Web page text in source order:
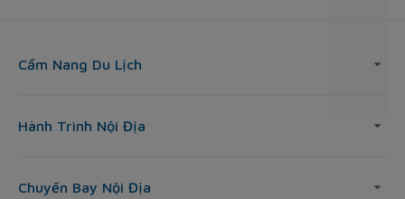
Cẩm Nang Du Lịch
Hành Trình Nội Địa
Chuyến Bay Nội Địa